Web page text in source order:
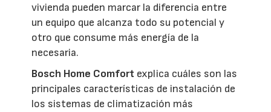
vivienda pueden marcar la diferencia entre
un equipo que alcanza todo su potencial y
otro que consume más energía de la
necesaria.
Bosch Home Comfort explica cuáles son las
principales características de instalación de
los sistemas de climatización más